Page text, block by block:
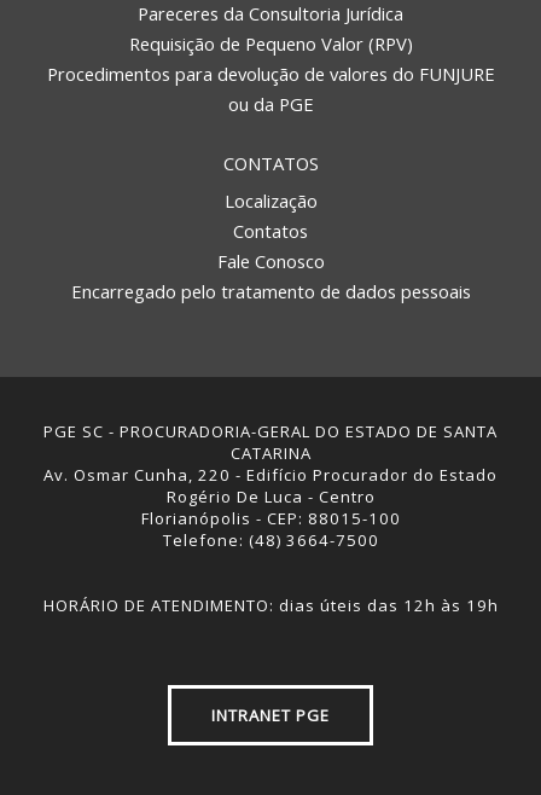
Pareceres da Consultoria Jurídica
Requisição de Pequeno Valor (RPV)
Procedimentos para devolução de valores do FUNJURE
ou da PGE
CONTATOS
Localização
Contatos
Fale Conosco
Encarregado pelo tratamento de dados pessoais
PGE SC - PROCURADORIA-GERAL DO ESTADO DE SANTA
CATARINA
Av. Osmar Cunha, 220 - Edifício Procurador do Estado
Rogério De Luca - Centro
Florianópolis - CEP: 88015-100
Telefone: (48) 3664-7500
HORÁRIO DE ATENDIMENTO: dias úteis das 12h às 19h
INTRANET PGE